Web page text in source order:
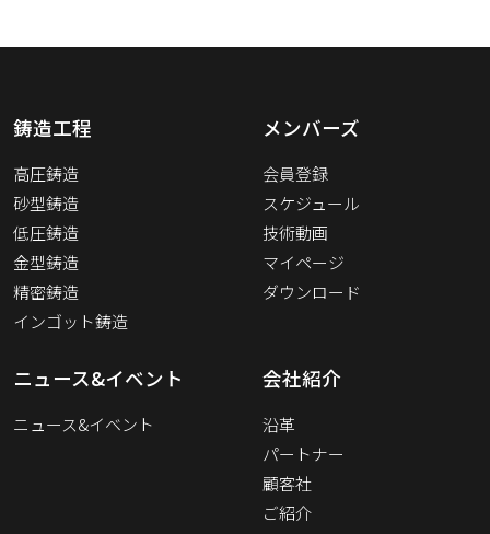
鋳造工程
高圧鋳造
砂型鋳造
低圧鋳造
金型鋳造
精密鋳造
インゴット鋳造
メンバーズ
会員登録
スケジュール
技術動画
マイページ
ダウンロード
ニュース&イベント
ニュース&イベント
会社紹介
沿革
パートナー
顧客社
ご紹介